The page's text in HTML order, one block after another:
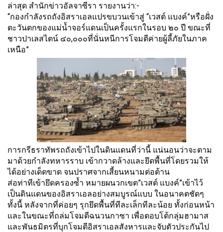
ล่าสุด สำนักข่าวอัลจาซีรา รายงานว่า:-
“กองกำลังรถถังอิสราเอลแปรขบวนเข้าสู่ “เวสต์ แบงค์”หรือฝั่ง
ตะวันตกของแม่น้ำจอร์แดนเป็นครั้งแรกในรอบ ๒๐ ปี ขณะที่
ชาวปาเลสไตน์ ๔๐,๐๐๐ที่นั่นหนีการโจมตีค่ายผู้ลี้ภัยในภาค
เหนือ”
การกรีธราทัพรถถังเข้าไปในดินแดนที่ว่านี้ แน่นอนว่าจะตาม
มาด้วยกำลังทหารราบ เข้ากวาดล้างและยึดพื้นที่โดยรวมให้
ได้อย่างเด็ดขาด จนปราศจากเสี้ยนหนามต่อต้าน
ส่อท่าทีเข้ายึดครองซ้ำ หมายผนวกเขต”เวสต์ แบงค์”เข้าไว้
เป็นดินแดนของอิสราเอลอย่างสมบูรณ์แบบ ในอนาคตชัดๆ
ทั้งนี้ หลังจากที่ค่อยๆ รุกยึดพื้นที่ทีละเล็กทีละน้อย ทั้งก่อนหน้า
และในขณะที่ถล่มโจมตีฉนวนกาซา เพื่อตอบโต้กลุ่มฮามาส
และพันธมิตรที่บุกโจมตีอิสราเอลสังหารและจับตัวประกันไป